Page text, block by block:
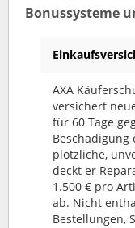
Bonussysteme
AXA
versichert
für 60 Tage
plötzliche,
deckt er
1.500 € pro
ab. Nicht
Bestellungen,